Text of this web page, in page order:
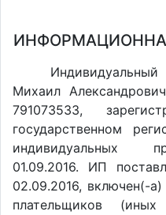
Михаил
791073533,
государственном
индивидуальных
01.09.2016. ИП
02.09.2016, включен(-
плательщиков